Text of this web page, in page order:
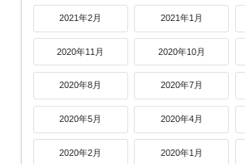
2021年2月 2021年1月
2020年11月 2020年10月
2020年8月 2020年7月
2020年5月 2020年4月
2020年2月 2020年1月